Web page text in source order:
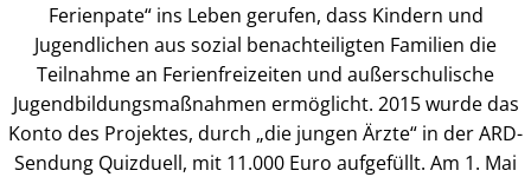
Ferienpate“ ins Leben gerufen, dass Kindern und
Jugendlichen aus sozial benachteiligten Familien die
Teilnahme an Ferienfreizeiten und außerschulische
Jugendbildungsmaßnahmen ermöglicht. 2015 wurde das
Konto des Projektes, durch „die jungen Ärzte“ in der ARD-
Sendung Quizduell, mit 11.000 Euro aufgefüllt. Am 1. Mai